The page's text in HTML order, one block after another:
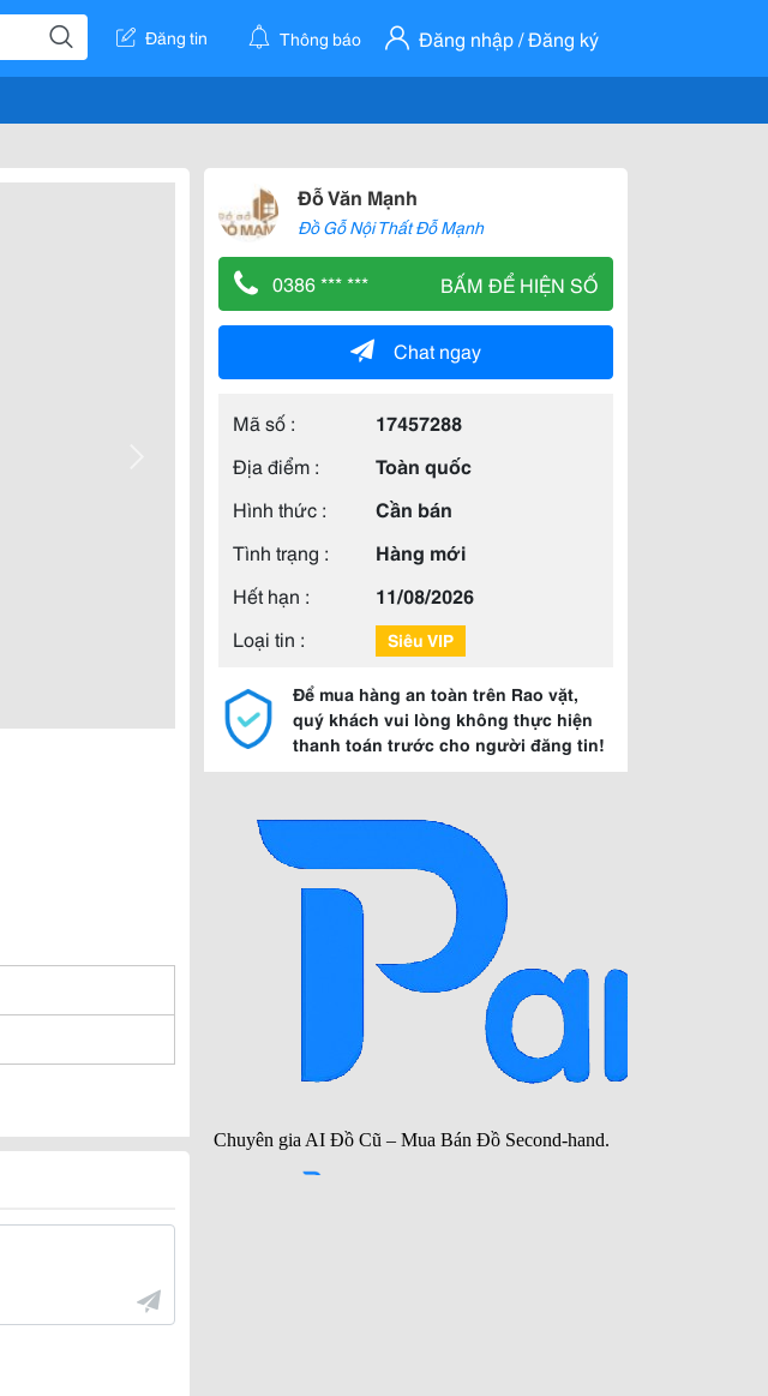
Đăng tin Thông báo Đăng nhập / Đăng ký
Đỗ Văn Mạnh
Đồ Gỗ Nội Thất Đỗ Mạnh
0386 *** *** BẤM ĐỂ HIỆN SỐ
Chat ngay
Mã số :
17457288
Địa điểm :
Toàn quốc
Hình thức :
Cần bán
Tình trạng :
Hàng mới
Hết hạn :
11/08/2026
Loại tin :
Siêu VIP
Để mua hàng an toàn trên Rao vặt,
quý khách vui lòng không thực hiện
thanh toán trước cho người đăng tin!